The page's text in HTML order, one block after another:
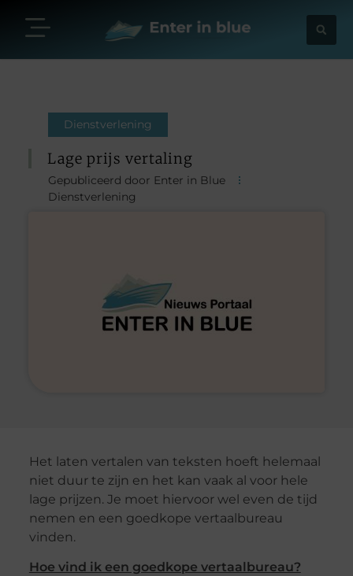
Dienstverlening
Lage prijs vertaling
Gepubliceerd door Enter in Blue
Dienstverlening
Het laten vertalen van teksten hoeft helemaal
niet duur te zijn en het kan vaak al voor hele
lage prijzen. Je moet hiervoor wel even de tijd
nemen en een goedkope vertaalbureau
vinden.
Hoe vind ik een goedkope vertaalbureau?